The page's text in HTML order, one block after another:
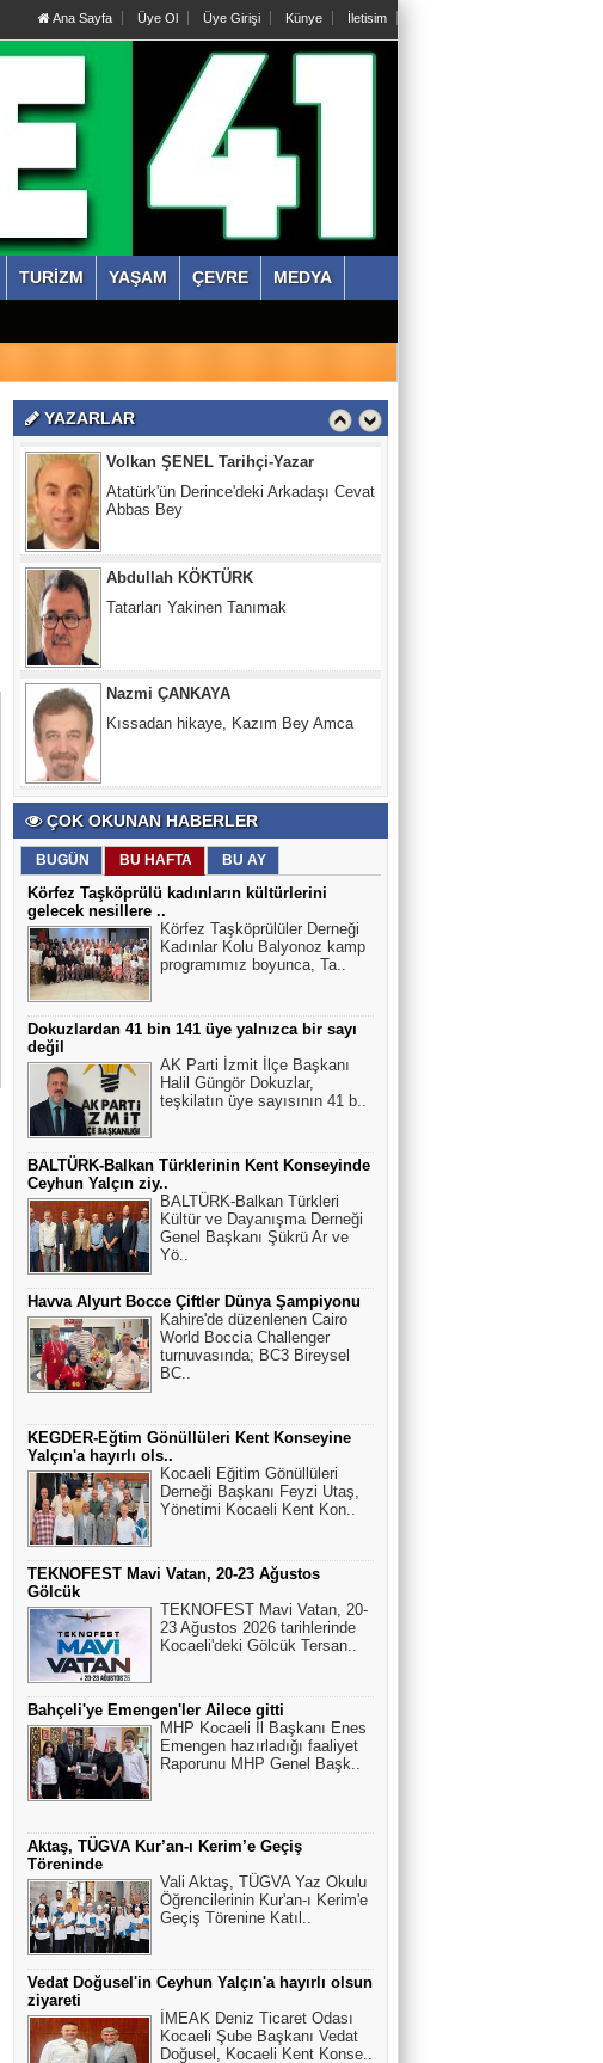
Ana Sayfa Üye Ol Üye Girişi Künye İletisim
TURİZM YAŞAM ÇEVRE MEDYA
YAZARLAR
Abdullah KÖKTÜRK
Tatarları Yakinen Tanımak
Nazmi ÇANKAYA
Başiskelede Özlü'nün Tarih Yolu Projesi
Volkan ŞENEL Tarihçi-Yazar
Atatürk'ün Derince'deki Arkadaşı Cevat
Abbas Bey
Abdullah KÖKTÜRK
Tatarları Yakinen Tanımak
Nazmi ÇANKAYA
Süleyman DURAK
ÇOK OKUNAN HABERLER
BUGÜN BU HAFTA BU AY
Körfez Taşköprülü kadınların kültürlerini
gelecek nesillere ..
Körfez Taşköprülüler Derneği
Kadınlar Kolu Balyonoz kamp
programımız boyunca, Ta..
Dokuzlardan 41 bin 141 üye yalnızca bir sayı
değil
AK Parti İzmit İlçe Başkanı
Halil Güngör Dokuzlar,
teşkilatın üye sayısının 41 b..
BALTÜRK-Balkan Türklerinin Kent Konseyinde
Ceyhun Yalçın ziy..
BALTÜRK-Balkan Türkleri
Kültür ve Dayanışma Derneği
Genel Başkanı Şükrü Ar ve
Yö..
Havva Alyurt Bocce Çiftler Dünya Şampiyonu
Kahire'de düzenlenen Cairo
World Boccia Challenger
turnuvasında; BC3 Bireysel
BC..
KEGDER-Eğtim Gönüllüleri Kent Konseyine
Yalçın'a hayırlı ols..
Kocaeli Eğitim Gönüllüleri
Derneği Başkanı Feyzi Utaş,
Yönetimi Kocaeli Kent Kon..
TEKNOFEST Mavi Vatan, 20-23 Ağustos
Gölcük
TEKNOFEST Mavi Vatan, 20-
23 Ağustos 2026 tarihlerinde
Kocaeli'deki Gölcük Tersan..
Bahçeli'ye Emengen'ler Ailece gitti
MHP Kocaeli İl Başkanı Enes
Emengen hazırladığı faaliyet
Raporunu MHP Genel Başk..
Aktaş, TÜGVA Kur’an-ı Kerim’e Geçiş
Töreninde
Vali Aktaş, TÜGVA Yaz Okulu
Öğrencilerinin Kur'an-ı Kerim'e
Geçiş Törenine Katıl..
Vedat Doğusel'in Ceyhun Yalçın'a hayırlı olsun
ziyareti
İMEAK Deniz Ticaret Odası
Kocaeli Şube Başkanı Vedat
Doğusel, Kocaeli Kent Konse..